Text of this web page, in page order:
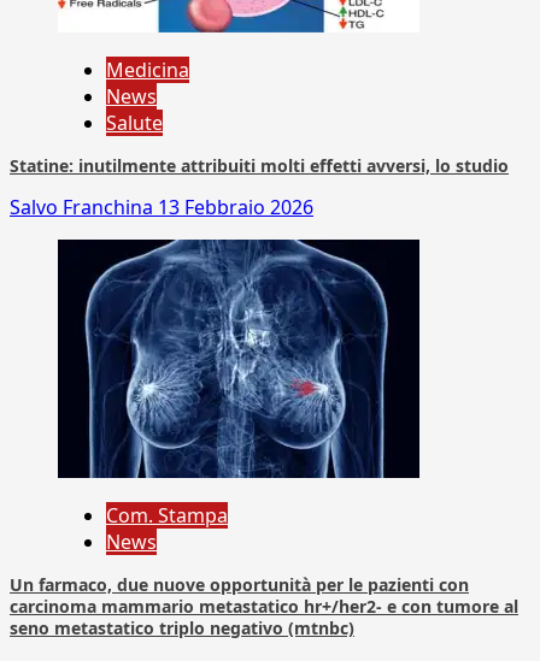
Medicina
News
Salute
Statine: inutilmente attribuiti molti effetti avversi, lo studio
Salvo Franchina 13 Febbraio 2026
Com. Stampa
News
Un farmaco, due nuove opportunità per le pazienti con
carcinoma mammario metastatico hr+/her2- e con tumore al
seno metastatico triplo negativo (mtnbc)